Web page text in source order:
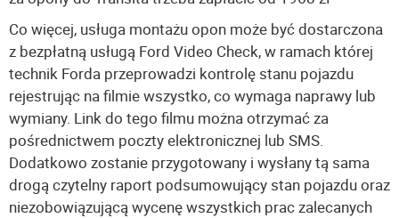
Co więcej, usługa montażu opon może być dostarczona
z bezpłatną usługą Ford Video Check, w ramach której
technik Forda przeprowadzi kontrolę stanu pojazdu
rejestrując na filmie wszystko, co wymaga naprawy lub
wymiany. Link do tego filmu można otrzymać za
pośrednictwem poczty elektronicznej lub SMS.
Dodatkowo zostanie przygotowany i wysłany tą sama
drogą czytelny raport podsumowujący stan pojazdu oraz
niezobowiązującą wycenę wszystkich prac zalecanych